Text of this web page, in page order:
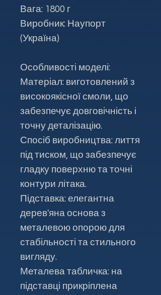
Вага: 1800 г
Виробник: Наупорт
(Україна)
Особливості моделі:
Матеріал: виготовлений з
високоякісної смоли, що
забезпечує довговічність і
точну деталізацію.
Спосіб виробництва: лиття
під тиском, що забезпечує
гладку поверхню та точні
контури літака.
Підставка: елегантна
дерев'яна основа з
металевою опорою для
стабільності та стильного
вигляду.
Металева табличка: на
підставці прикріплена